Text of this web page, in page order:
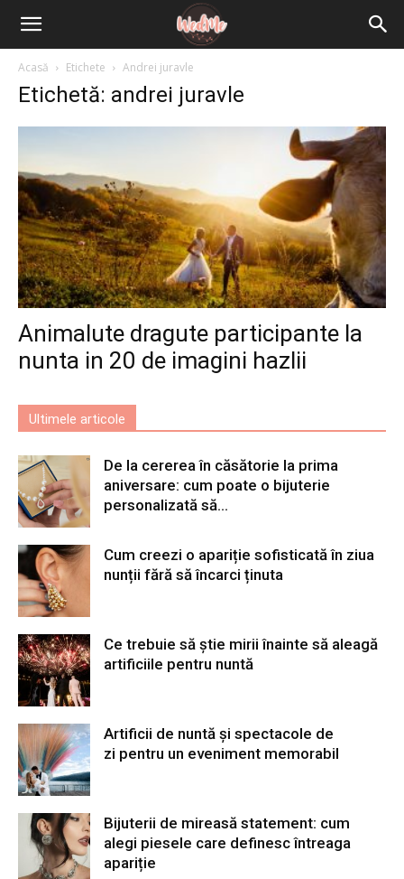
Acasă Etichete Andrei juravle
Etichetă: andrei juravle
Animalute dragute participante la
nunta in 20 de imagini hazlii
Ultimele articole
De la cererea în căsătorie la prima
aniversare: cum poate o bijuterie
personalizată să...
Cum creezi o apariție sofisticată în ziua
nunții fără să încarci ținuta
Ce trebuie să știe mirii înainte să aleagă
artificiile pentru nuntă
Artificii de nuntă și spectacole de
zi pentru un eveniment memorabil
Bijuterii de mireasă statement: cum
alegi piesele care definesc întreaga
apariție